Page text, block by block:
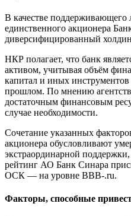
В качестве поддерживающего
единственного акционера
диверсифицированный
НКР полагает, что банк
активом, учитывая объём
капитал и иных
прошлом. По мнению
достаточным финансовым
случае необходимости.
Сочетание указанных
акционера обусловливают
экстраординарной
рейтинг АО Банк Синара
ОСК — на уровне BBB-.ru.
Факторы, способные